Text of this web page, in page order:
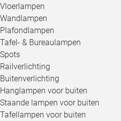
Vloerlampen
Wandlampen
Plafondlampen
Tafel- & Bureaulampen
Spots
Railverlichting
Buitenverlichting
Hanglampen voor buiten
Staande lampen voor buiten
Tafellampen voor buiten